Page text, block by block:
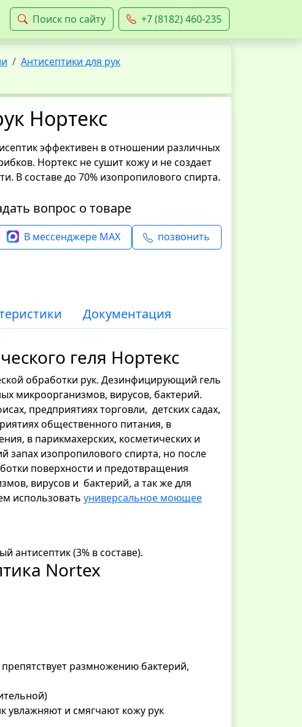
Поиск по сайту +7 (8182) 460-235
Антисептики для рук
Нортекс
эффективен в отношении различных
Нортекс не сушит кожу и не создает
В составе до 70% изопропилового спирта.
вопрос о товаре
В мессенджере MAX позвонить
Документация
геля Нортекс
обработки рук. Дезинфицирующий гель
микроорганизмов, вирусов, бактерий.
предприятиях торговли, детских садах,
общественного питания, в
в парикмахерских, косметических и
запах изопропилового спирта, но после
поверхности и предотвращения
вирусов и бактерий, а так же для
использовать универсальное моющее
антисептик (3% в составе).
Nortex
размножению бактерий,
увлажняют и смягчают кожу рук